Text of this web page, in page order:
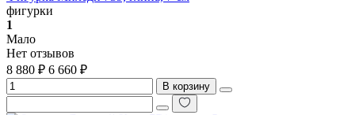
фигурки
1
Мало
Нет отзывов
8 880 ₽ 6 660 ₽
В корзину